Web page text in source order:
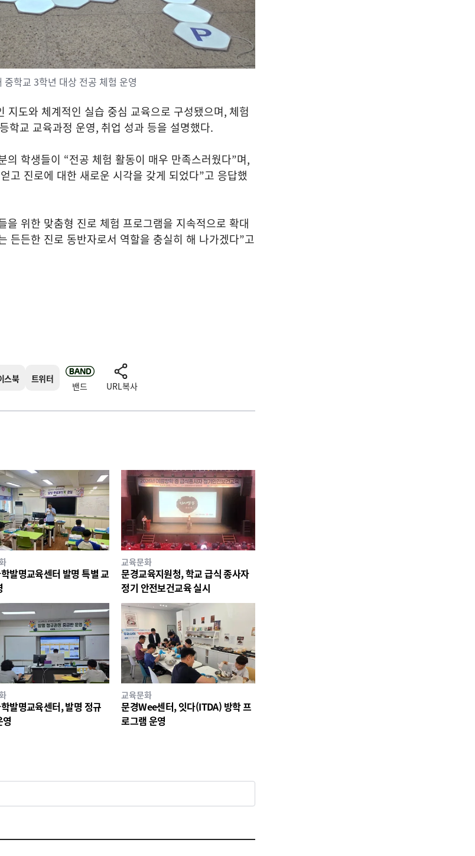
중학교 3학년 대상 전공 체험 운영
지도와 체계적인 실습 중심 교육으로 구성됐으며, 체험
학교 교육과정 운영, 취업 성과 등을 설명했다.
의 학생들이 “전공 체험 활동이 매우 만족스러웠다”며,
고 진로에 대한 새로운 시각을 갖게 되었다”고 응답했
을 위한 맞춤형 진로 체험 프로그램을 지속적으로 확대
든든한 진로 동반자로서 역할을 충실히 해 나가겠다”고
스북 트위터
밴드 URL복사
발명교육센터 발명 특별 교
교육문화
문경교육지원청, 학교 급식 종사자
정기 안전보건교육 실시
발명교육센터, 발명 정규
영
교육문화
문경Wee센터, 잇다(ITDA) 방학 프
로그램 운영